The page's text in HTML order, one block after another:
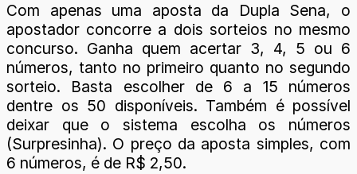
Com apenas uma aposta da Dupla Sena, o
apostador concorre a dois sorteios no mesmo
concurso. Ganha quem acertar 3, 4, 5 ou 6
números, tanto no primeiro quanto no segundo
sorteio. Basta escolher de 6 a 15 números
dentre os 50 disponíveis. Também é possível
deixar que o sistema escolha os números
(Surpresinha). O preço da aposta simples, com
6 números, é de R$ 2,50.